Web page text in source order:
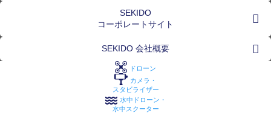
SEKIDO
コーポレートサイト
SEKIDO 会社概要
ドローン
カメラ・
スタビライザー
水中ドローン・
水中スクーター